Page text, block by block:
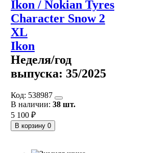
Ikon / Nokian Tyres
Character Snow 2
XL
Ikon
Неделя/год
выпуска: 35/2025
Код: 538987
В наличии: 38 шт.
5 100 ₽
В корзину 0